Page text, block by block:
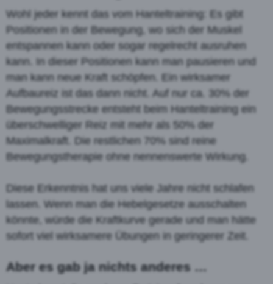
Wohl jeder kennt das vom Hanteltraining: Es gibt
Positionen in der Bewegung, wo sich der Muskel
entspannen kann oder sogar regelrecht ausruhen
kann. In dieser Positionen kann man pausieren und
man kann neue Kraft schöpfen. Ein wirksamer
Aufbaureiz ist das dann nicht. Auf nur ca. 30% der
Bewegungsstrecke entsteht beim Hanteltraining ein
überschwelliger Reiz mit mehr als 50% der
Maximalkraft. Die restlichen 70% sind reine
Bewegungstherapie ohne nennenswerte Wirkung.
Diese Erkenntnis hat uns viele Jahre nicht schlafen
lassen. Wenn man die Hebelgesetze ausschalten
könnte, würde die Kraftkurve gerade und man hätte
sofort viel wirksamere Übungen in geringerer Zeit.
Aber es gab ja nichts anderes …